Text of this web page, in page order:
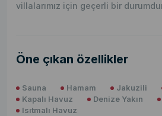
villalarımız için geçerli bir
Öne çıkan özellikler
Sauna Hamam Jakuzili
Kapalı Havuz
Denize Yakın
Isıtmalı Havuz